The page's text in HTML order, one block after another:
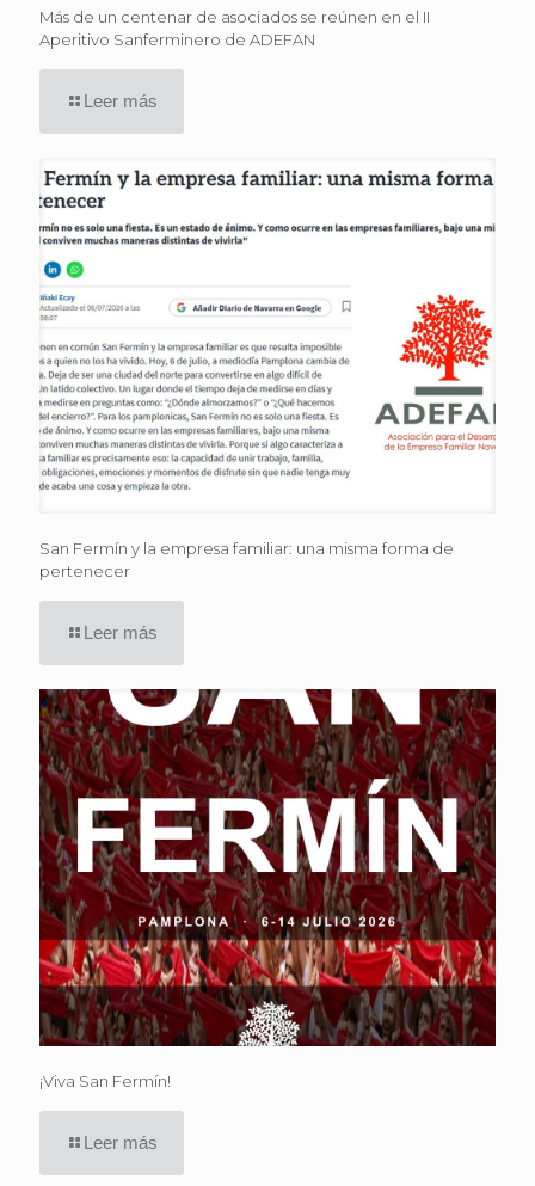
Más de un centenar de asociados se reúnen en el II
Aperitivo Sanferminero de ADEFAN
Leer más
San Fermín y la empresa familiar: una misma forma de
pertenecer
Leer más
¡Viva San Fermín!
Leer más